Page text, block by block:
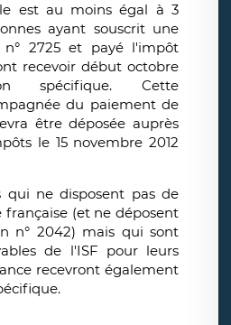
est au moins égal à 3
ayant souscrit une
n° 2725 et payé l'impôt
recevoir début octobre
spécifique. Cette
du paiement de
être déposée auprès
le 15 novembre 2012
qui ne disposent pas de
française (et ne déposent
n° 2042) mais qui sont
de l'ISF pour leurs
recevront également